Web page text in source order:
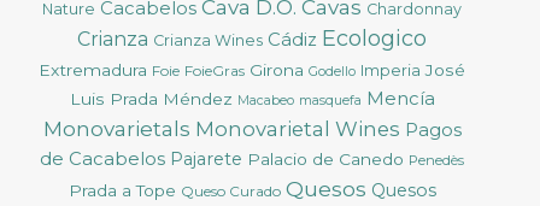
Nature Cacabelos Cava D.O. Cavas Chardonnay
Crianza Crianza Wines Cádiz Ecologico
Extremadura Foie FoieGras Girona Godello Imperia José
Luis Prada Méndez Macabeo masquefa Mencía
Monovarietals Monovarietal Wines Pagos
de Cacabelos Pajarete Palacio de Canedo Penedès
Prada a Tope Queso Curado Quesos Quesos